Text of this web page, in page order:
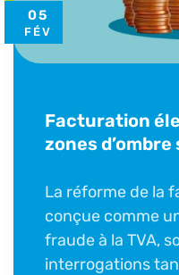
05
FÉV
Facturation
zones
La réforme de la
conçue comme
fraude à la TVA,
interrogations